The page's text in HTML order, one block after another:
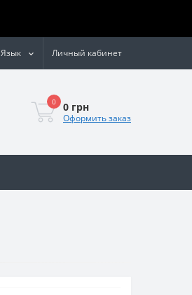
Язык Личный кабинет
0 0 грн
Оформить заказ